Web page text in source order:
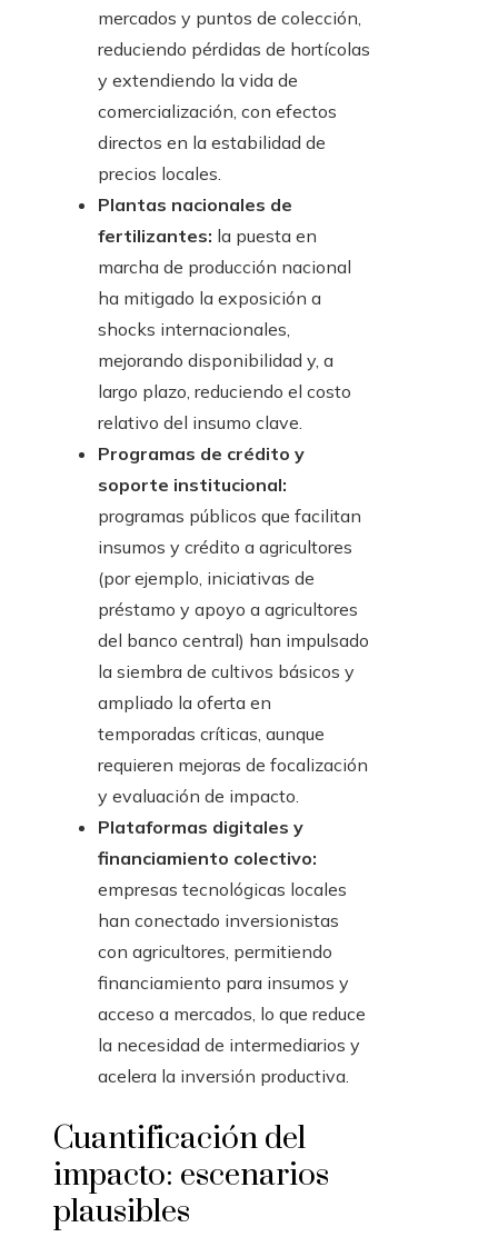
mercados y puntos de colección,
reduciendo pérdidas de hortícolas
y extendiendo la vida de
comercialización, con efectos
directos en la estabilidad de
precios locales.
Plantas nacionales de
fertilizantes: la puesta en
marcha de producción nacional
ha mitigado la exposición a
shocks internacionales,
mejorando disponibilidad y, a
largo plazo, reduciendo el costo
relativo del insumo clave.
Programas de crédito y
soporte institucional:
programas públicos que facilitan
insumos y crédito a agricultores
(por ejemplo, iniciativas de
préstamo y apoyo a agricultores
del banco central) han impulsado
la siembra de cultivos básicos y
ampliado la oferta en
temporadas críticas, aunque
requieren mejoras de focalización
y evaluación de impacto.
Plataformas digitales y
financiamiento colectivo:
empresas tecnológicas locales
han conectado inversionistas
con agricultores, permitiendo
financiamiento para insumos y
acceso a mercados, lo que reduce
la necesidad de intermediarios y
acelera la inversión productiva.
Cuantificación del
impacto: escenarios
plausibles